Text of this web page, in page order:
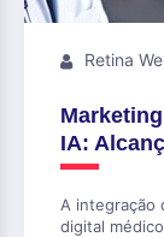
Retina
IA:
A integração
digital